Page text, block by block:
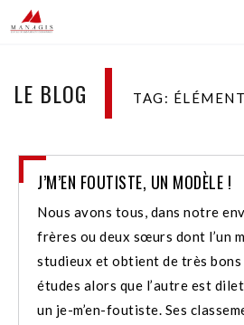
LES SITES
CONTACT
LE BLOG TAG:
J’M’EN FOUTISTE, UN MODÈLE !
Nous avons tous, dans notre
frères ou deux sœurs dont l’un
studieux et obtient de très bons
études alors que l’autre est
un je-m’en-foutiste. Ses